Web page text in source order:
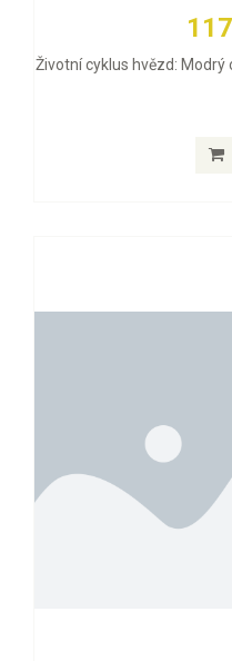
Životní cyklus hvězd: